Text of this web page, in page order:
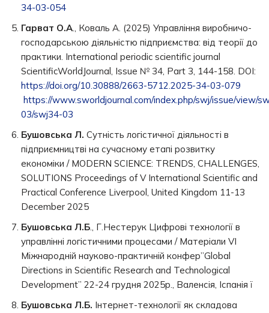
34-03-054
Гарват О.А., Коваль А. (2025) Управління виробничо-
господарською діяльністю підприємства: від теорії до
практики. International periodic scientific journal
ScientificWorldJournal, Issue № 34, Part 3, 144-158. DOI:
https://doi.org/10.30888/2663-5712.2025-34-03-079
https://www.sworldjournal.com/index.php/swj/issue/view/
03/swj34-03
Бушовська Л. Сутність логістичної діяльності в
підприємництві на сучасному етапі розвитку
економіки / MODERN SCIENCE: TRENDS, CHALLENGES,
SOLUTIONS Proceedings of V International Scientific and
Practical Conference Liverpool, United Kingdom 11-13
December 2025
Бушовська Л.Б., Г.Нестерук Цифрові технології в
управлінні логістичними процесами / Матеріали VI
Міжнародній науково-практичній конфер”Global
Directions in Scientific Research and Technological
Development” 22-24 грудня 2025р., Валенсія, Іспанія ї
Бушовська Л.Б. Інтернет-технології як складова